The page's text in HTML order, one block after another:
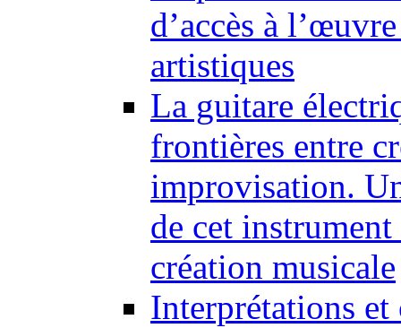
d’accès à
artistiques
La guitare
frontières entre
improvisation.
de cet
création musicale
Interprétations et